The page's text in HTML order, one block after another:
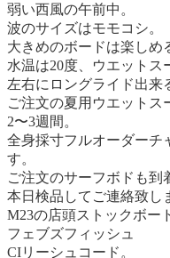
弱い西風の午前中。
波のサイズはモモコシ。
大きめのボードは楽しめ
水温は20度、ウエットス
左右にロングライド出来
ご注文の夏用ウエットス
2〜3週間。
全身採寸フルオーダーチ
す。
ご注文のサーフボドも到
本日検品してご連絡致し
M23の店頭ストックボー
フェブズフィッシュ
CIリーシュコード。